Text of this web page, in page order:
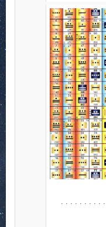
. . . . . . . . .